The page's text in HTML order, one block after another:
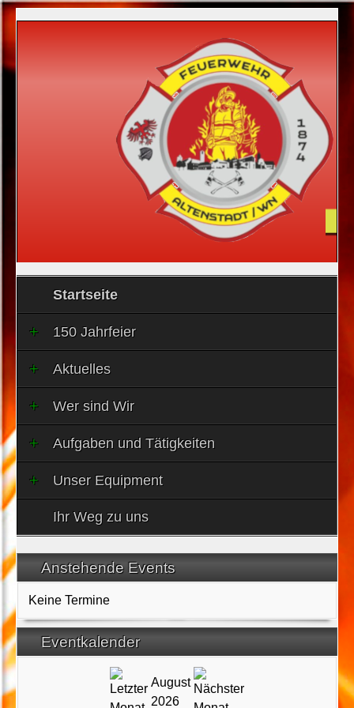
Startseite
150 Jahrfeier
Aktuelles
Wer sind Wir
Aufgaben und Tätigkeiten
Unser Equipment
Ihr Weg zu uns
Anstehende Events
Keine Termine
Eventkalender
August
2026